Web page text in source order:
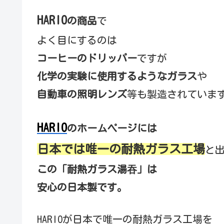
HARIOの商品で
よく目にするのは
コーヒーのドリッパーですが
化学の実験に使用するようなガラスや
自動車の照明レンズ等も製造されていま
HARIOのホームページには
日本では唯一の耐熱ガラス工場と
この「耐熱ガラス湯吞」は
安心の日本製です。
HARIOが日本で唯一の耐熱ガラス工場を